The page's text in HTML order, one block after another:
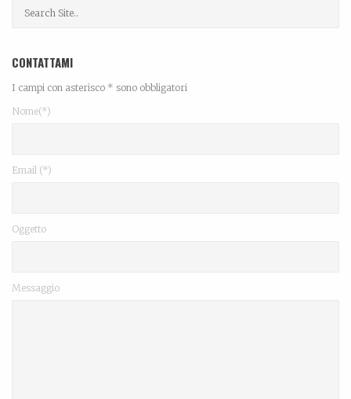
CONTATTAMI
I campi con asterisco * sono obbligatori
Nome(*)
Email (*)
Oggetto
Messaggio